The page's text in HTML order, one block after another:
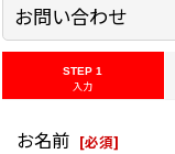
お問い合わせ
STEP 1
入力
お名前 [必須]